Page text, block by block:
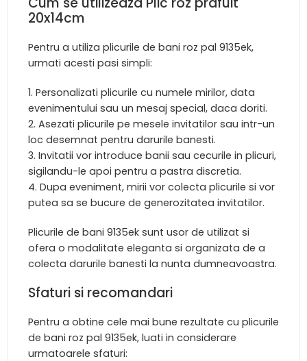
20x14cm
Pentru a utiliza plicurile de bani roz pal 9135ek,
urmati acesti pasi simpli:
Personalizati plicurile cu numele mirilor, data
evenimentului sau un mesaj special, daca doriti.
Asezati plicurile pe mesele invitatilor sau intr-un
loc desemnat pentru darurile banesti.
Invitatii vor introduce banii sau cecurile in plicuri,
sigilandu-le apoi pentru a pastra discretia.
Dupa eveniment, mirii vor colecta plicurile si vor
putea sa se bucure de generozitatea invitatilor.
Plicurile de bani 9135ek sunt usor de utilizat si
ofera o modalitate eleganta si organizata de a
colecta darurile banesti la nunta dumneavoastra.
Sfaturi si recomandari
Pentru a obtine cele mai bune rezultate cu plicurile
de bani roz pal 9135ek, luati in considerare
urmatoarele sfaturi: